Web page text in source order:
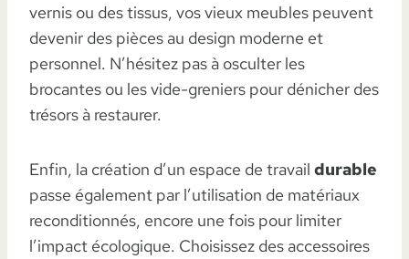
vernis ou des tissus, vos vieux meubles peuvent
devenir des pièces au design moderne et
personnel. N’hésitez pas à osculter les
brocantes ou les vide-greniers pour dénicher des
trésors à restaurer.
Enfin, la création d’un espace de travail durable
passe également par l’utilisation de matériaux
reconditionnés, encore une fois pour limiter
l’impact écologique. Choisissez des accessoires